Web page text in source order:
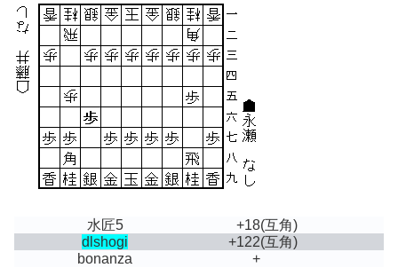
水匠5 +18(互角)
dlshogi
+122(互角)
bonanza
+